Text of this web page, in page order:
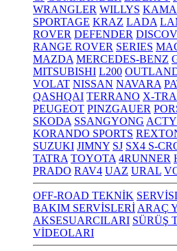
WRANGLER WILLYS
SPORTAGE KRAZ LADA
ROVER DEFENDER
RANGE ROVER SERIES
MAZDA MERCEDES-BENZ
MITSUBISHI L200
VOLAT NISSAN NAVARA
QASHQAI TERRANO X-
PEUGEOT PINZGAUER
SKODA SSANGYONG
KORANDO SPORTS
SUZUKI JIMNY SJ SX4 S-
TATRA TOYOTA 4RUNNER
PRADO RAV4 UAZ URAL
OFF-ROAD TEKNİK
BAKIM SERVİSLERİ ARAÇ
AKSESUARCILARI SÜRÜŞ
VİDEOLARI